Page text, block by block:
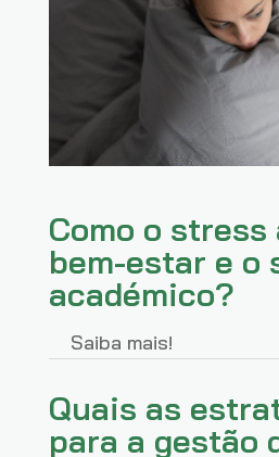
Como o stress
bem-estar e o
académico?
Saiba mais!
Quais as
para a gestão